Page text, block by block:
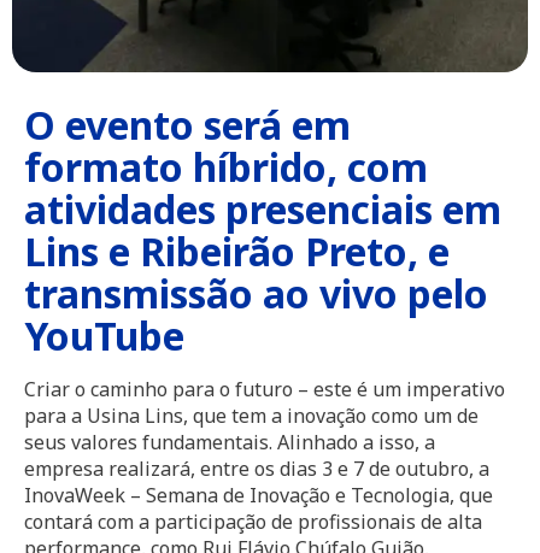
O evento será em
formato híbrido, com
atividades presenciais em
Lins e Ribeirão Preto, e
transmissão ao vivo pelo
YouTube
Criar o caminho para o futuro – este é um imperativo
para a Usina Lins, que tem a inovação como um de
seus valores fundamentais. Alinhado a isso, a
empresa realizará, entre os dias 3 e 7 de outubro, a
InovaWeek – Semana de Inovação e Tecnologia, que
contará com a participação de profissionais de alta